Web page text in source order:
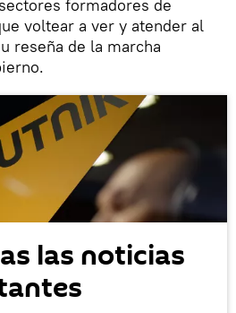
formadores de
voltear a ver y atender al
reseña de la marcha
las noticias